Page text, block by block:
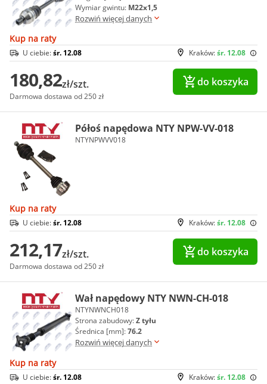
Wymiar gwintu: M22x1,5
Rozwiń więcej danych
Kup na raty
Kraków:śr. 12.08
U ciebie:śr. 12.08
180,82zł/szt.
Darmowa dostawa od 250 zł
do koszyka
Półoś napędowa NTY NPW-VV-018
NTYNPWVV018
Kup na raty
Kraków:śr. 12.08
U ciebie:śr. 12.08
212,17zł/szt.
Darmowa dostawa od 250 zł
do koszyka
Wał napędowy NTY NWN-CH-018
NTYNWNCH018
Strona zabudowy:Z tyłu
Średnica [mm]:76.2
Rozwiń więcej danych
Kup na raty
Kraków:śr. 12.08
U ciebie:śr. 12.08